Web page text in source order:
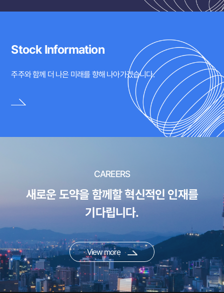
Stock Information
주주와 함께 더 나은 미래를 향해 나아가겠습니다.
CAREERS
새로운 도약을 함께할 혁신적인 인재를
기다립니다.
View more